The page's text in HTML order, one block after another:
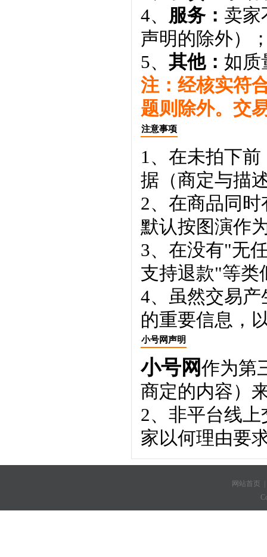
4、 服务： 卖家
声明的除外）
5、 其他： 如质
注：经核实符
题则除外。交
注意事项
1、在未拍下
据（商定与描
2、在商品同
默认按图演作
3、在没有"无
支持退款"等类
4、虽然交易
的重要信息，
小号网声明
小号网作为第
商定的内容）
2、非平台线
家以何理由要
网站首页